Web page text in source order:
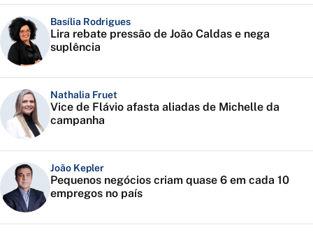
Basília Rodrigues
Lira rebate pressão de João Caldas e nega
suplência
Nathalia Fruet
Vice de Flávio afasta aliadas de Michelle da
campanha
João Kepler
Pequenos negócios criam quase 6 em cada 10
empregos no país